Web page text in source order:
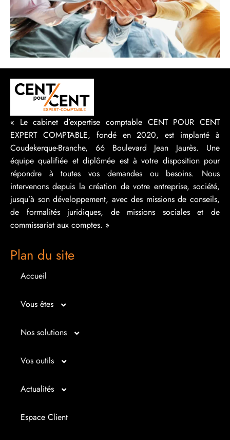
« Le cabinet d’expertise comptable CENT POUR CENT
EXPERT COMPTABLE, fondé en 2020, est implanté à
Coudekerque-Branche, 66 Boulevard Jean Jaurès. Une
équipe qualifiée et diplômée est à votre disposition pour
répondre à toutes vos demandes ou besoins. Nous
intervenons depuis la création de votre entreprise, société,
jusqu’à son développement, avec des missions de conseils,
de formalités juridiques, de missions sociales et de
commissariat aux comptes. »
Plan du site
Accueil
Vous êtes
Micro entrepreneur
Créateur d’entreprise
Repreneur d’entreprise
Nos solutions
Entrepreunariat
Gestion
Juridique
Vos outils
Bilan imagé
Tableau de bord
Actualités
Actualités
Espace Client